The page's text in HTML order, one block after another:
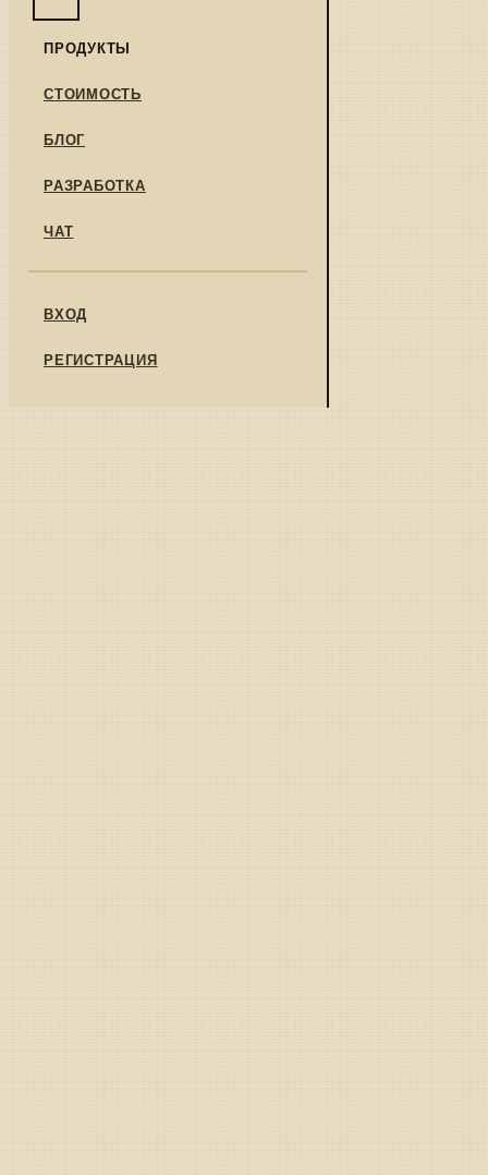
ПРОДУКТЫ
СТОИМОСТЬ
БЛОГ
РАЗРАБОТКА
ЧАТ
ВХОД
РЕГИСТРАЦИЯ